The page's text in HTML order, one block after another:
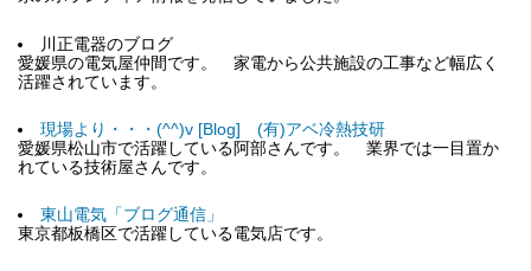
川正電器のブログ
愛媛県の電気屋仲間です。 家電から公共施設の工事など幅広く
活躍されています。
現場より・・・(^^)v [Blog] (有)アベ冷熱技研
愛媛県松山市で活躍している阿部さんです。 業界では一目置か
れている技術屋さんです。
東山電気「ブログ通信」
東京都板橋区で活躍している電気店です。